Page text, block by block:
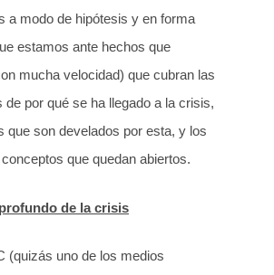
a modo de hipótesis y en forma
estamos ante hechos que
mucha velocidad) que cubran las
de por qué se ha llegado a la crisis,
que son develados por esta, y los
que quedan abiertos.
de la crisis
(quizás uno de los medios